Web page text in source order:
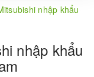
nhập khẩu
nhập khẩu